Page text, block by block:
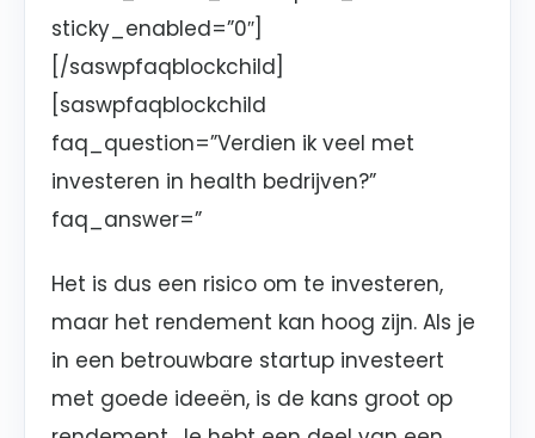
sticky_enabled=”0″]
[/saswpfaqblockchild]
[saswpfaqblockchild
faq_question=”Verdien ik veel met
investeren in health bedrijven?”
faq_answer=”
Het is dus een risico om te investeren,
maar het rendement kan hoog zijn. Als je
in een betrouwbare startup investeert
met goede ideeën, is de kans groot op